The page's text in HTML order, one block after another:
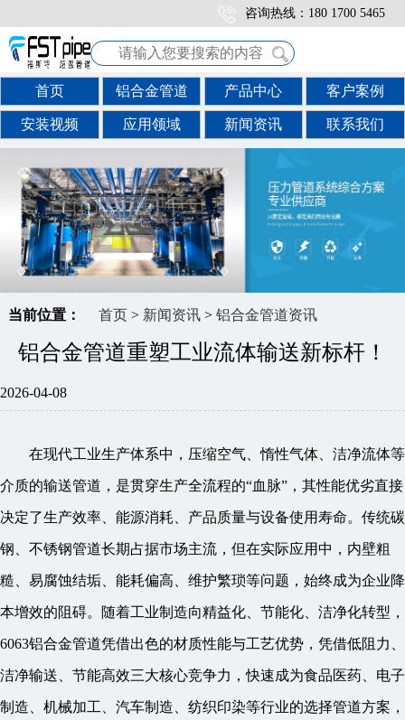
咨询热线：180 1700 5465
首页 铝合金管道 产品中心 客户案例
安装视频 应用领域 新闻资讯 联系我们
当前位置： 首页> 新闻资讯> 铝合金管道资讯
铝合金管道重塑工业流体输送新标杆！
2026-04-08
在现代工业生产体系中，压缩空气、惰性气体、洁净流体等
介质的输送管道，是贯穿生产全流程的“血脉”，其性能优劣直接
决定了生产效率、能源消耗、产品质量与设备使用寿命。传统碳
钢、不锈钢管道长期占据市场主流，但在实际应用中，内壁粗
糙、易腐蚀结垢、能耗偏高、维护繁琐等问题，始终成为企业降
本增效的阻碍。随着工业制造向精益化、节能化、洁净化转型，
6063铝合金管道凭借出色的材质性能与工艺优势，凭借低阻力、
洁净输送、节能高效三大核心竞争力，快速成为食品医药、电子
制造、机械加工、汽车制造、纺织印染等行业的选择管道方案，